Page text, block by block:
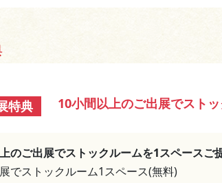
特典 10小間以上のご出展でスト
のご出展でストックルームを1スペースご
でストックルーム1スペース(無料)